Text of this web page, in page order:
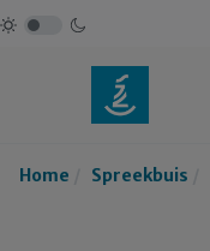
Home Spreekbuis